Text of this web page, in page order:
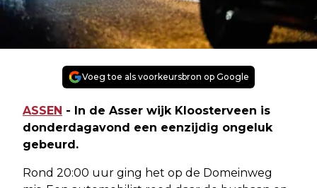
Voeg toe als voorkeursbron op Google
ASSEN - In de Asser wijk Kloosterveen is
donderdagavond een eenzijdig ongeluk
gebeurd.
Rond 20:00 uur ging het op de Domeinweg